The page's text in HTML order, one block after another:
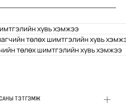
хувь хэмжээ
төлөх шимтгэлийн хувь
төлөх шимтгэлийн хувь хэмжээ
ТЭТГЭМЖ